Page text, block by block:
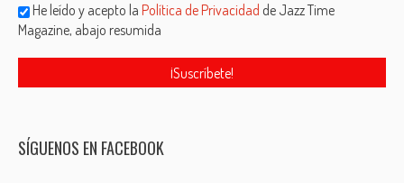
He leído y acepto laPolítica de Privacidad de Jazz Time
Magazine, abajo resumida
SÍGUENOS EN FACEBOOK